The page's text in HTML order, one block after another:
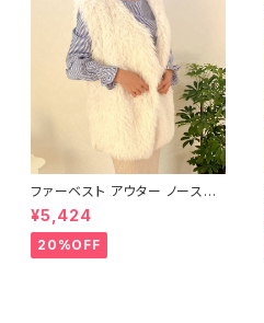
ファーベスト アウター ノースリ
ーブ ショート ベスト 防寒 厚手
ふわふわ ジレ 重ね着
¥5,424
20%OFF